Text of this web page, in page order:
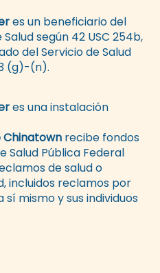
es un beneficiario del
según 42 USC 254b,
del Servicio de Salud
(g)-(n).
es una instalación
Chinatown recibe fondos
Salud Pública Federal
de salud o
incluidos reclamos por
mismo y sus individuos